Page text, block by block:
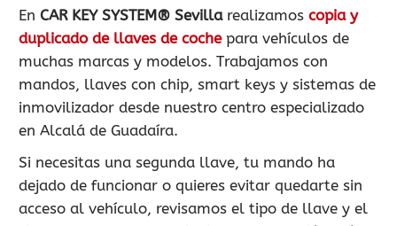
En CAR KEY SYSTEM® Sevillarealizamos copia y
duplicado de llaves de cochepara vehículos de
muchas marcas y modelos. Trabajamos con
mandos, llaves con chip, smart keys y sistemas de
inmovilizador desde nuestro centro especializado
en Alcalá de Guadaíra.
Si necesitas una segunda llave, tu mando ha
dejado de funcionar o quieres evitar quedarte sin
acceso al vehículo, revisamos el tipo de llave y el